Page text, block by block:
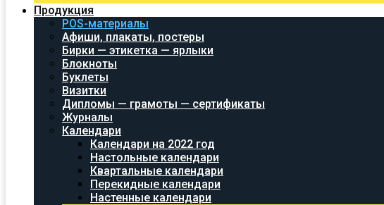
Продукция
POS-материалы
Афиши, плакаты, постеры
Бирки — этикетка — ярлыки
Блокноты
Буклеты
Визитки
Дипломы — грамоты — сертификаты
Журналы
Календари
Календари на 2022 год
Настольные календари
Квартальные календари
Перекидные календари
Настенные календари